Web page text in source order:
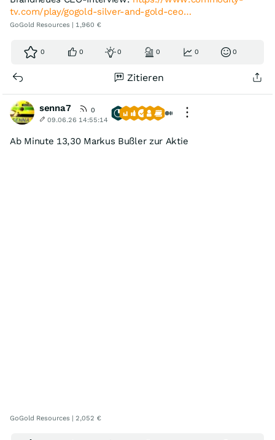
tv.com/play/gogold-silver-and-gold-ceo…
GoGold Resources | 1,960 €
0 0 0 0 0 0
Zitieren
senna7
0
09.06.26 14:55:14
Ab Minute 13,30 Markus Bußler zur Aktie
GoGold Resources | 2,052 €